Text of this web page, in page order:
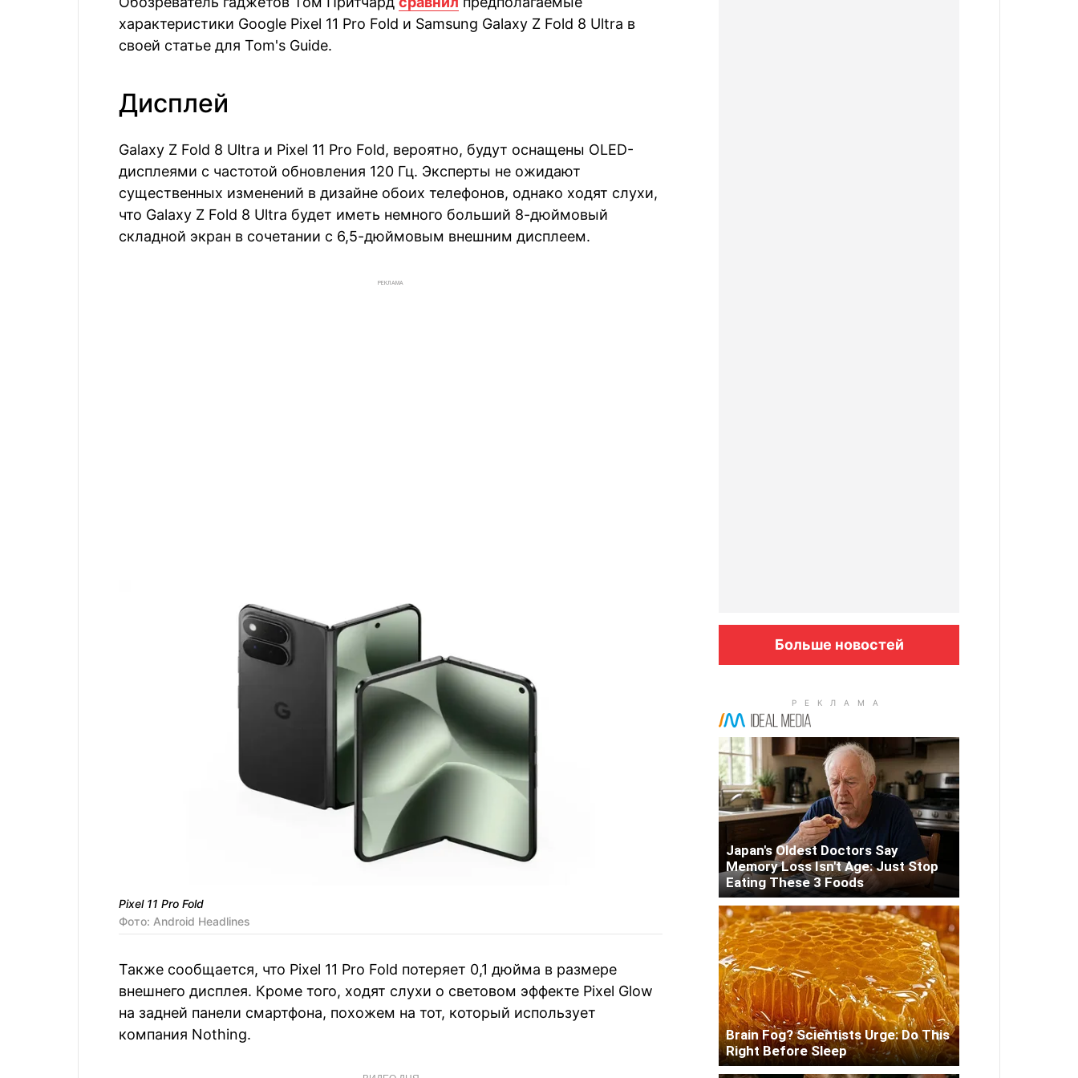
характеристики Google Pixel 11 Pro Fold и Samsung Galaxy Z Fold 8 Ultra в
своей статье для Tom's Guide.
Дисплей
Galaxy Z Fold 8 Ultra и Pixel 11 Pro Fold, вероятно, будут оснащены OLED-
дисплеями с частотой обновления 120 Гц. Эксперты не ожидают
существенных изменений в дизайне обоих телефонов, однако ходят слухи,
что Galaxy Z Fold 8 Ultra будет иметь немного больший 8-дюймовый
складной экран в сочетании с 6,5-дюймовым внешним дисплеем.
РЕКЛАМА
Pixel 11 Pro Fold
Фото: Android Headlines
Также сообщается, что Pixel 11 Pro Fold потеряет 0,1 дюйма в размере
внешнего дисплея. Кроме того, ходят слухи о световом эффекте Pixel Glow
на задней панели смартфона, похожем на тот, который использует
компания Nothing.
Больше новостей